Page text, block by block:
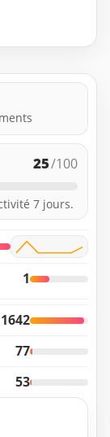
25/100
7 jours.
1
1642
77
53